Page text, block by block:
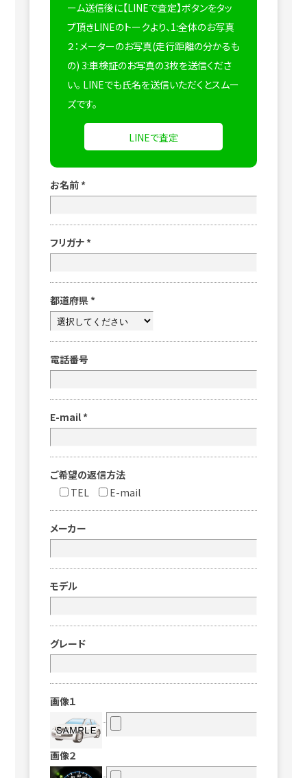
ーム送信後に【LINEで査定】ボタンをタッ
プ頂きLINEのトークより、1:全体のお写真
２：メーターのお写真(走行距離の分かるも
の) 3:車検証のお写真の3枚を送信くださ
い。 LINEでも氏名を送信いただくとスムー
ズです。
LINEで査定
お名前 *
フリガナ *
都道府県 *
電話番号
E-mail *
ご希望の返信方法
TEL
E-mail
メーカー
モデル
グレード
画像１
画像２